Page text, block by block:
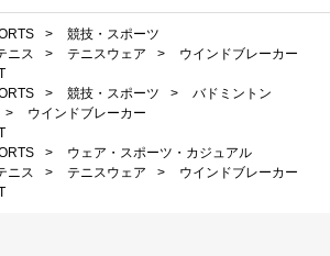
>
競技・スポーツ
ニス > テニスウェア >
ウインドブレーカー
> 競技・スポーツ >
バドミントン
>
ウインドブレーカー
>
ウェア・スポーツ・カジュアル
ニス > テニスウェア >
ウインドブレーカー